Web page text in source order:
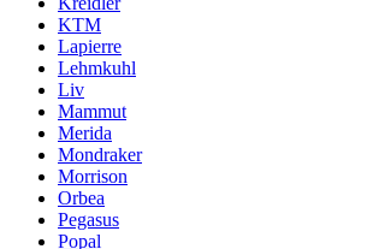
KTM
Lapierre
Lehmkuhl
Liv
Mammut
Merida
Mondraker
Morrison
Orbea
Pegasus
Popal